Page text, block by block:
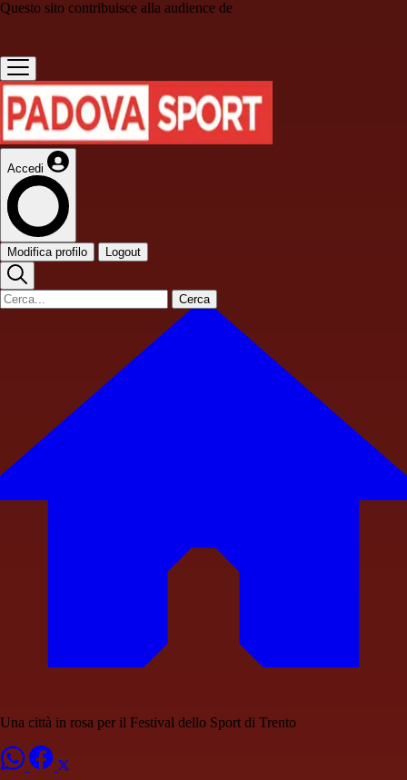
Questo sito contribuisce alla audience de
Accedi
Modifica profilo Logout
Cerca
Una città in rosa per il Festival dello Sport di Trento